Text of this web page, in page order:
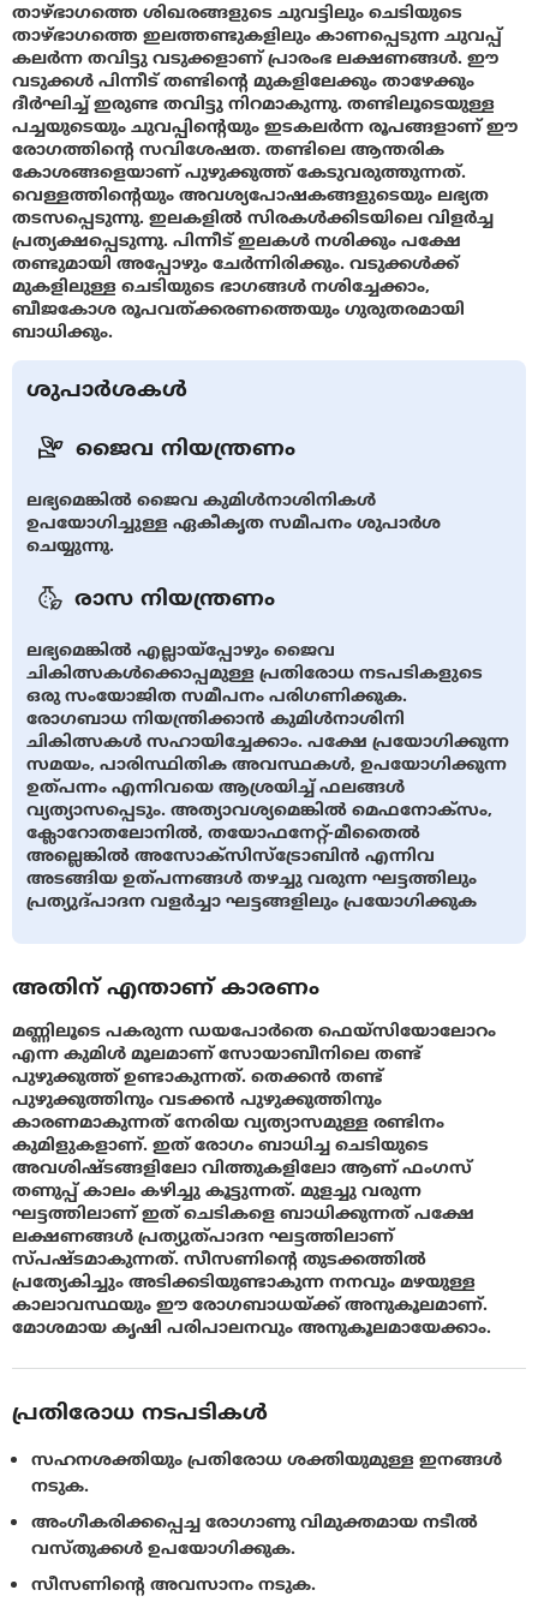
താഴ്ഭാഗത്തെ ശിഖരങ്ങളുടെ ചുവട്ടിലും ചെടിയുടെ
താഴ്ഭാഗത്തെ ഇലത്തണ്ടുകളിലും കാണപ്പെടുന്ന ചുവപ്പ്
കലര്‍ന്ന തവിട്ടു വടുക്കളാണ് പ്രാരംഭ ലക്ഷണങ്ങള്‍. ഈ
വടുക്കള്‍ പിന്നീട് തണ്ടിന്റെ മുകളിലേക്കും താഴേക്കും
ദീര്‍ഘിച്ച് ഇരുണ്ട തവിട്ടു നിറമാകുന്നു. തണ്ടിലൂടെയുള്ള
പച്ചയുടെയും ചുവപ്പിന്റെയും ഇടകലര്‍ന്ന രൂപങ്ങളാണ് ഈ
രോഗത്തിന്റെ സവിശേഷത. തണ്ടിലെ ആന്തരിക
കോശങ്ങളെയാണ് പുഴുക്കുത്ത് കേടുവരുത്തുന്നത്.
വെള്ളത്തിന്റെയും അവശ്യപോഷകങ്ങളുടെയും ലഭ്യത
തടസപ്പെടുന്നു. ഇലകളില്‍ സിരകള്‍ക്കിടയിലെ വിളര്‍ച്ച
പ്രത്യക്ഷപ്പെടുന്നു. പിന്നീട് ഇലകള്‍ നശിക്കും പക്ഷേ
തണ്ടുമായി അപ്പോഴും ചേര്‍ന്നിരിക്കും. വടുക്കള്‍ക്ക്
മുകളിലുള്ള ചെടിയുടെ ഭാഗങ്ങള്‍ നശിച്ചേക്കാം,
ബീജകോശ രൂപവത്ക്കരണത്തെയും ഗുരുതരമായി
ബാധിക്കും.
ശുപാർശകൾ
ജൈവ നിയന്ത്രണം
ലഭ്യമെങ്കില്‍ ജൈവ കുമിള്‍നാശിനികള്‍
ഉപയോഗിച്ചുള്ള ഏകീകൃത സമീപനം ശുപാര്‍ശ
ചെയ്യുന്നു.
രാസ നിയന്ത്രണം
ലഭ്യമെങ്കിൽ എല്ലായ്‍പ്പോഴും ജൈവ
ചികിത്സകള്‍ക്കൊപ്പമുള്ള പ്രതിരോധ നടപടികളുടെ
ഒരു സംയോജിത സമീപനം പരിഗണിക്കുക.
രോഗബാധ നിയന്ത്രിക്കാന്‍ കുമിള്‍നാശിനി
ചികിത്സകള്‍ സഹായിച്ചേക്കാം. പക്ഷേ പ്രയോഗിക്കുന്ന
സമയം, പാരിസ്ഥിതിക അവസ്ഥകള്‍, ഉപയോഗിക്കുന്ന
ഉത്പന്നം എന്നിവയെ ആശ്രയിച്ച് ഫലങ്ങള്‍
വ്യത്യാസപ്പെടും. അത്യാവശ്യമെങ്കില്‍ മെഫനോക്സം,
ക്ലോറോതലോനില്‍, തയോഫനേറ്റ്-മീതൈല്‍
അല്ലെങ്കില്‍ അസോക്സിസ്ട്രോബിന്‍ എന്നിവ
അടങ്ങിയ ഉത്പന്നങ്ങള്‍ തഴച്ചു വരുന്ന ഘട്ടത്തിലും
പ്രത്യുദ്പാദന വളര്‍ച്ചാ ഘട്ടങ്ങളിലും പ്രയോഗിക്കുക
അതിന് എന്താണ് കാരണം
മണ്ണിലൂടെ പകരുന്ന ഡയപോര്‍തെ ഫെയ്സിയോലോറം
എന്ന കുമിള്‍ മൂലമാണ് സോയാബീനിലെ തണ്ട്
പുഴുക്കുത്ത് ഉണ്ടാകുന്നത്. തെക്കന്‍ തണ്ട്
പുഴുക്കുത്തിനും വടക്കന്‍ പുഴുക്കുത്തിനും
കാരണമാകുന്നത് നേരിയ വ്യത്യാസമുള്ള രണ്ടിനം
കുമിളുകളാണ്. ഇത് രോഗം ബാധിച്ച ചെടിയുടെ
അവശിഷ്ടങ്ങളിലോ വിത്തുകളിലോ ആണ് ഫംഗസ്
തണുപ്പ് കാലം കഴിച്ചു കൂട്ടുന്നത്‌. മുളച്ചു വരുന്ന
ഘട്ടത്തിലാണ് ഇത് ചെടികളെ ബാധിക്കുന്നത് പക്ഷേ
ലക്ഷണങ്ങള്‍ പ്രത്യുത്പാദന ഘട്ടത്തിലാണ്
സ്പഷ്ടമാകുന്നത്. സീസണിന്റെ തുടക്കത്തില്‍
പ്രത്യേകിച്ചും അടിക്കടിയുണ്ടാകുന്ന നനവും മഴയുള്ള
കാലാവസ്ഥയും ഈ രോഗബാധയ്ക്ക് അനുകൂലമാണ്.
മോശമായ കൃഷി പരിപാലനവും അനുകൂലമായേക്കാം.
പ്രതിരോധ നടപടികൾ
സഹനശക്തിയും പ്രതിരോധ ശക്തിയുമുള്ള ഇനങ്ങള്‍
നടുക.
അംഗീകരിക്കപ്പെച്ച രോഗാണു വിമുക്തമായ നടീല്‍
വസ്തുക്കള്‍ ഉപയോഗിക്കുക.
സീസണിന്റെ അവസാനം നടുക.